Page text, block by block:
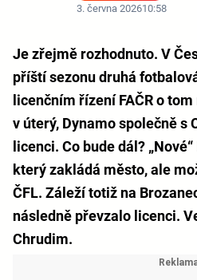
3. června 202610:58
Je zřejmě rozhodnuto. V
příští sezonu druhá
licenčním řízení FAČR o
v úterý, Dynamo společně s
licenci. Co bude dál?
který zakládá město, ale
ČFL. Záleží totiž na
následně převzalo licenci.
Chrudim.